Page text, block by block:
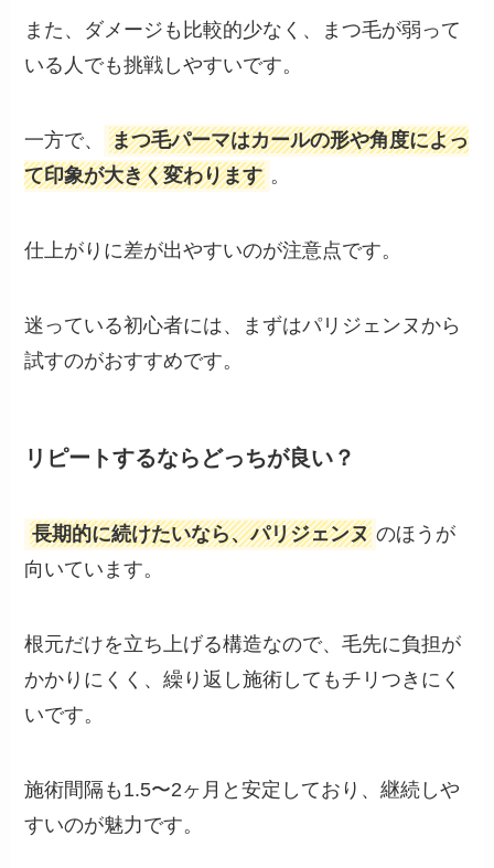
また、ダメージも比較的少なく、まつ毛が弱って
いる人でも挑戦しやすいです。
一方で、
まつ毛パーマはカールの形や角度によっ
て印象が大きく変わります 。
仕上がりに差が出やすいのが注意点です。
迷っている初心者には、まずはパリジェンヌから
試すのがおすすめです。
リピートするならどっちが良い？
長期的に続けたいなら、パリジェンヌ のほうが
向いています。
根元だけを立ち上げる構造なので、毛先に負担が
かかりにくく、繰り返し施術してもチリつきにく
いです。
施術間隔も1.5〜2ヶ月と安定しており、継続しや
すいのが魅力です。